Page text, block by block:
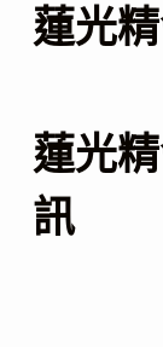
蓮光
蓮光
訊